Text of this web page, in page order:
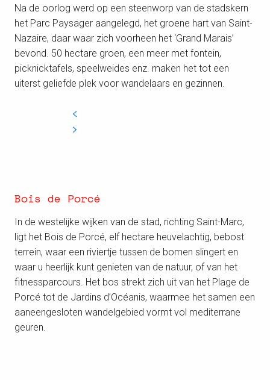
Na de oorlog werd op een steenworp van de stadskern
het Parc Paysager aangelegd, het groene hart van Saint-
Nazaire, daar waar zich voorheen het ‘Grand Marais’
bevond. 50 hectare groen, een meer met fontein,
picknicktafels, speelweides enz. maken het tot een
uiterst geliefde plek voor wandelaars en gezinnen.
Bois de Porcé
In de westelijke wijken van de stad, richting Saint-Marc,
ligt het Bois de Porcé, elf hectare heuvelachtig, bebost
terrein, waar een riviertje tussen de bomen slingert en
waar u heerlijk kunt genieten van de natuur, of van het
fitnessparcours. Het bos strekt zich uit van het Plage de
Porcé tot de Jardins d’Océanis, waarmee het samen een
aaneengesloten wandelgebied vormt vol mediterrane
geuren.